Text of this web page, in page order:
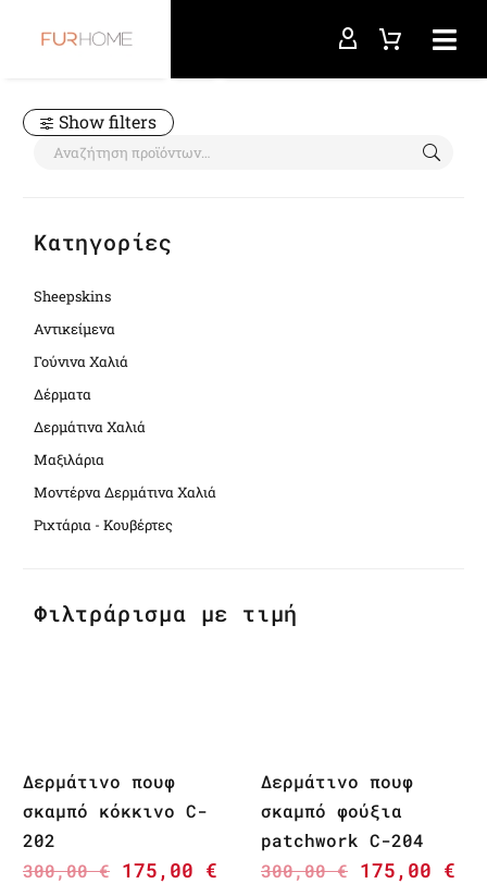
Show filters
Κατηγορίες
Sheepskins
Αντικείμενα
Γούνινα Χαλιά
Δέρματα
Δερμάτινα Χαλιά
Μαξιλάρια
Μοντέρνα Δερμάτινα Χαλιά
Ριχτάρια - Κουβέρτες
Φιλτράρισμα με τιμή
Δερμάτινο πουφ
σκαμπό κόκκινο C-
202
300,00€ 175,00 €
Δερμάτινο πουφ
σκαμπό φούξια
patchwork C-204
300,00€ 175,00 €